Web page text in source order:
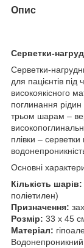
Опис
Серветки-
Серветки-
для пацієнтів під
високоякісного
поглинання
трьом шарам –
плівки –
Основні
Кількість шарів:
поліетилен)
Призначення:
Розмір: 33 x 45
Матеріал: